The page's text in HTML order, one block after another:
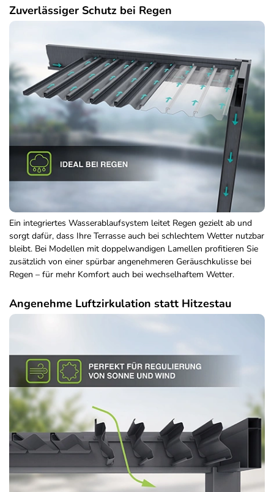
Zuverlässiger Schutz bei Regen
Ein integriertes Wasserablaufsystem leitet Regen gezielt ab und
sorgt dafür, dass Ihre Terrasse auch bei schlechtem Wetter nutzbar
bleibt. Bei Modellen mit doppelwandigen Lamellen profitieren Sie
zusätzlich von einer spürbar angenehmeren Geräuschkulisse bei
Regen – für mehr Komfort auch bei wechselhaftem Wetter.
Angenehme Luftzirkulation statt Hitzestau